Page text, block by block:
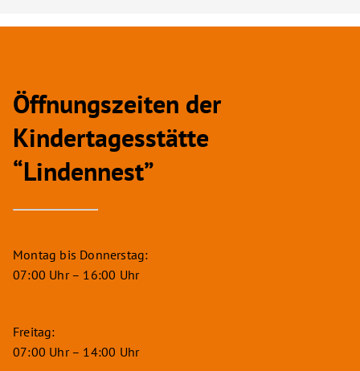
Öffnungszeiten der
Kindertagesstätte
“Lindennest”
Montag bis Donnerstag:
07:00 Uhr – 16:00 Uhr
Freitag:
07:00 Uhr – 14:00 Uhr